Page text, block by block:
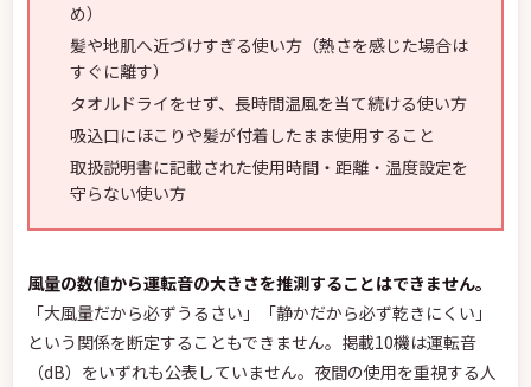
め）
髪や地肌へ近づけすぎる使い方（熱さを感じた場合は
すぐに離す）
タオルドライをせず、長時間温風を当て続ける使い方
吸込口にほこりや髪が付着したまま使用すること
取扱説明書に記載された使用時間・距離・温度設定を
守らない使い方
風量の数値から運転音の大きさを推測することはできません。
「大風量だから必ずうるさい」「静かだから必ず乾きにくい」
という関係を断定することもできません。掲載10機は運転音
（dB）をいずれも公表していません。夜間の使用を重視する人